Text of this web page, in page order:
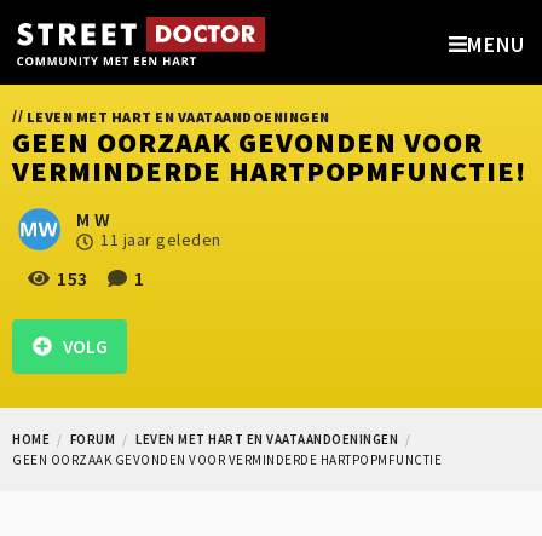
MENU
// LEVEN MET HART EN VAATAANDOENINGEN
GEEN OORZAAK GEVONDEN VOOR
VERMINDERDE HARTPOPMFUNCTIE!
M W
11 jaar geleden
153 1
VOLG
HOME FORUM
LEVEN MET HART EN VAATAANDOENINGEN
GEEN OORZAAK GEVONDEN VOOR VERMINDERDE HARTPOPMFUNCTIE